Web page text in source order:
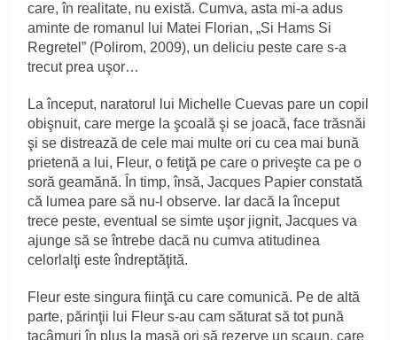
care, în realitate, nu există. Cumva, asta mi-a adus
aminte de romanul lui Matei Florian, „Si Hams Si
Regretel” (Polirom, 2009), un deliciu peste care s-a
trecut prea uşor…
La început, naratorul lui Michelle Cuevas pare un copil
obişnuit, care merge la şcoală şi se joacă, face trăsnăi
şi se distrează de cele mai multe ori cu cea mai bună
prietenă a lui, Fleur, o fetiţă pe care o priveşte ca pe o
soră geamănă. În timp, însă, Jacques Papier constată
că lumea pare să nu-l observe. Iar dacă la început
trece peste, eventual se simte uşor jignit, Jacques va
ajunge să se întrebe dacă nu cumva atitudinea
celorlalţi este îndreptăţită.
Fleur este singura fiinţă cu care comunică. Pe de altă
parte, părinţii lui Fleur s-au cam săturat să tot pună
tacâmuri în plus la masă ori să rezerve un scaun, care